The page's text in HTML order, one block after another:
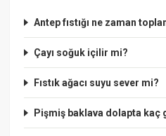
Antep fıstığı ne zaman
Çayı soğuk içilir mi?
Fıstık ağacı suyu sever mi?
Pişmiş baklava dolapta kaç